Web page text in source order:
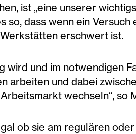
ist „eine unserer
so, dass wenn ein
erschwert ist.
wird und im notwendigen
arbeiten und dabei
wechseln“, so
ob sie am regulären